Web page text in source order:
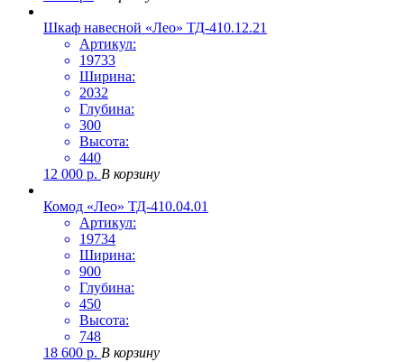
Шкаф навесной «Лео» ТД-410.12.21
Артикул:
19733
Ширина:
2032
Глубина:
300
Высота:
440
12 000 р. В корзину
Комод «Лео» ТД-410.04.01
Артикул:
19734
Ширина:
900
Глубина:
450
Высота:
748
18 600 р. В корзину